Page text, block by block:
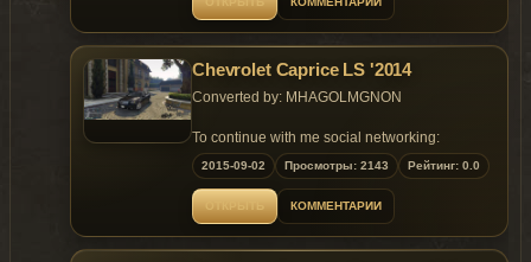
- Custom LOD models;
Replaces: police
game.
Changes in v.2.0:
-New interior
-Realistic door sills
-New engine
-New materials
-Targa, standard roof and carbon roof
-Edited rims and wheels
-New handling by Sgt.Kanyo.
Replaces: any car
Chevrolet Caprice LS '2014
Converted by: MHAGOLMGNON
To continue with me social networking:
Alastaqram: MHAGOLMGNON
Maritime Forum: MHAGOL -MGNON
BBM: 527D89C9
2015-09-02 Просмотры: 2143 Рейтинг: 0.0
ОТКРЫТЬ КОММЕНТАРИИ